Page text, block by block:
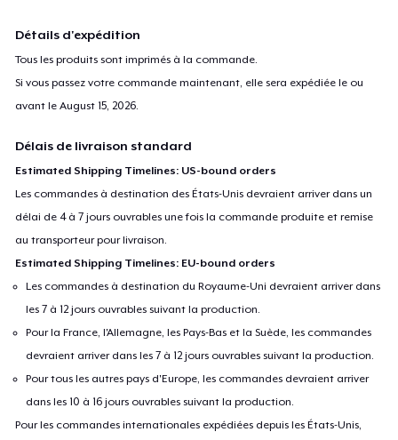
Détails d'expédition
Tous les produits sont imprimés à la commande.
Si vous passez votre commande maintenant, elle sera expédiée le ou
avant leAugust 15, 2026
Délais de livraison standard
Estimated Shipping Timelines: US-bound orders
Les commandes à destination des États-Unis devraient arriver dans un
délai de 4 à 7 jours ouvrables une fois la commande produite et remise
au transporteur pour livraison.
Estimated Shipping Timelines: EU-bound orders
Les commandes à destination du Royaume-Uni devraient arriver dans
les 7 à 12 jours ouvrables suivant la production.
Pour la France, l'Allemagne, les Pays-Bas et la Suède, les commandes
devraient arriver dans les 7 à 12 jours ouvrables suivant la production.
Pour tous les autres pays d'Europe, les commandes devraient arriver
dans les 10 à 16 jours ouvrables suivant la production.
Pour les commandes internationales expédiées depuis les États-Unis,